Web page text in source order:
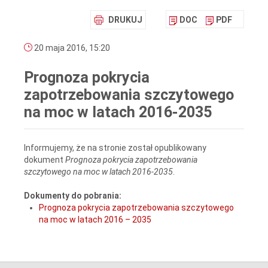
DRUKUJ DOC PDF
20 maja 2016, 15:20
Prognoza pokrycia
zapotrzebowania szczytowego
na moc w latach 2016-2035
Informujemy, że na stronie został opublikowany
dokument Prognoza pokrycia zapotrzebowania
szczytowego na moc w latach 2016-2035
Dokumenty do pobrania:
Prognoza pokrycia zapotrzebowania szczytowego
na moc w latach 2016 – 2035